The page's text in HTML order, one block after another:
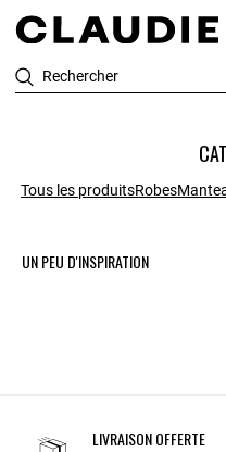
Rechercher
Tous les produitsRobes
UN PEU D'INSPIRATION
LIVRAISON OFFERTE